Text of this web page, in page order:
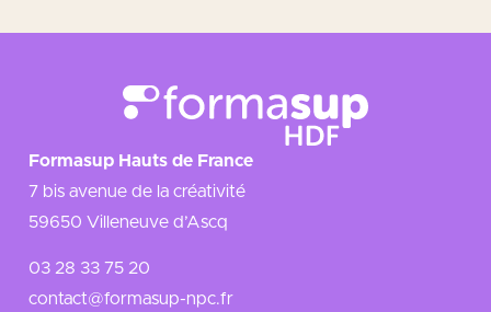
Formasup Hauts de France
7 bis avenue de la créativité
59650 Villeneuve d’Ascq
03 28 33 75 20
contact@formasup-npc.fr